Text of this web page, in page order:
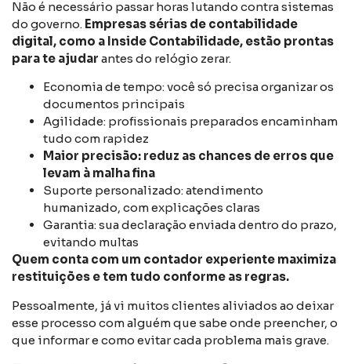
Não é necessário passar horas lutando contra sistemas
do governo. Empresas sérias de contabilidade
digital, como a Inside Contabilidade, estão prontas
para te ajudar antes do relógio zerar.
Economia de tempo: você só precisa organizar os
documentos principais
Agilidade: profissionais preparados encaminham
tudo com rapidez
Maior precisão: reduz as chances de erros que
levam à malha fina
Suporte personalizado: atendimento
humanizado, com explicações claras
Garantia: sua declaração enviada dentro do prazo,
evitando multas
Quem conta com um contador experiente maximiza
restituições e tem tudo conforme as regras.
Pessoalmente, já vi muitos clientes aliviados ao deixar
esse processo com alguém que sabe onde preencher, o
que informar e como evitar cada problema mais grave.